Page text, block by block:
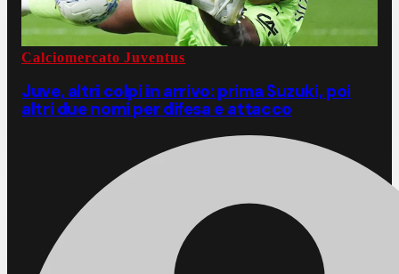
Calciomercato Juventus
Juve, altri colpi in arrivo: prima Suzuki, poi
altri due nomi per difesa e attacco